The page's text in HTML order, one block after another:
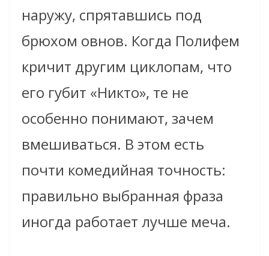
наружу, спрятавшись под
брюхом овнов. Когда Полифем
кричит другим циклопам, что
его губит «Никто», те не
особенно понимают, зачем
вмешиваться. В этом есть
почти комедийная точность:
правильно выбранная фраза
иногда работает лучше меча.